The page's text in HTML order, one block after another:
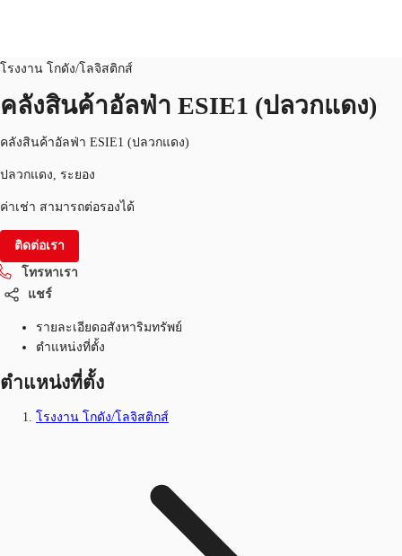
บทความที่น่าสนใจ
เกี่ยวกับ JLL
อสังหาริมทรัพย์ที่บันทึกไว้
+6626246471 ติดต่อเรา
โรงงาน โกดัง/โลจิสติกส์
คลังสินค้าอัลฟ่า ESIE1 (ปลวกแดง)
คลังสินค้าอัลฟ่า ESIE1 (ปลวกแดง)
ปลวกแดง, ระยอง
ค่าเช่า สามารถต่อรองได้
ติดต่อเรา
โทรหาเรา
แชร์
รายละเอียดอสังหาริมทรัพย์
ตำแหน่งที่ตั้ง
ตำแหน่งที่ตั้ง
โรงงาน โกดัง/โลจิสติกส์